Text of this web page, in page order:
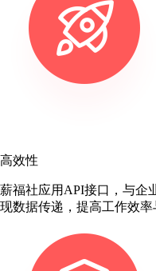
高效性
薪福社应用API接口，与企
现数据传递，提高工作效